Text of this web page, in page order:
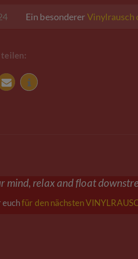
Ein besondererVinylrausch
teilen:
mind, relax and float
euchfür den nächsten